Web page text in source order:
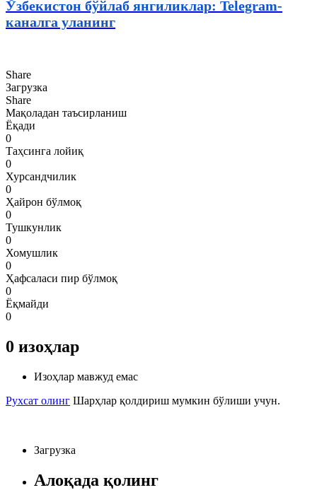
Ўзбекистон бўйлаб янгиликлар: Telegram-
каналга уланинг
Share
Загрузка
Share
Мақоладан таъсирланиш
Ёқади
0
Таҳсинга лойиқ
0
Хурсандчилик
0
Ҳайрон бўлмоқ
0
Тушкунлик
0
Хомушлик
0
Ҳафсаласи пир бўлмоқ
0
Ёқмайди
0
0 изоҳлар
Изоҳлар мавжуд емас
Рухсат олинг Шарҳлар қолдириш мумкин бўлиши учун.
Загрузка
Алоқада қолинг